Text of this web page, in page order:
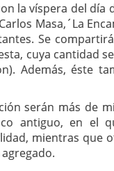
la víspera del día
Masa,´La
Se
cuya cantidad
Además, éste
serán más de
antiguo, en el
mientras que